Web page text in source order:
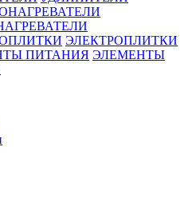
ЭЛЕКТРОПЛИТКИ
ЭЛЕМЕНТЫ